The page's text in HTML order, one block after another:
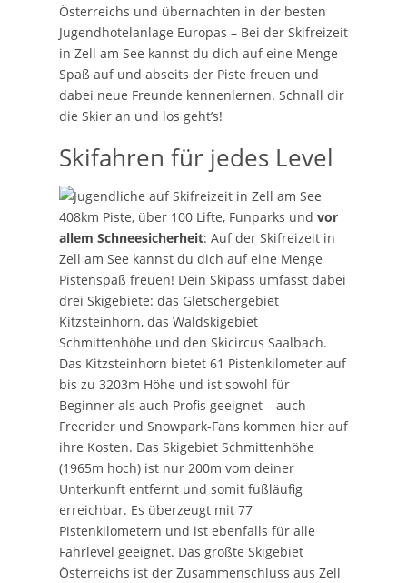
Österreichs und übernachten in der besten
Jugendhotelanlage Europas – Bei der Skifreizeit
in Zell am See kannst du dich auf eine Menge
Spaß auf und abseits der Piste freuen und
dabei neue Freunde kennenlernen. Schnall dir
die Skier an und los geht’s!
Skifahren für jedes Level
408km Piste, über 100 Lifte, Funparks und vor
allem Schneesicherheit: Auf der Skifreizeit in
Zell am See kannst du dich auf eine Menge
Pistenspaß freuen! Dein Skipass umfasst dabei
drei Skigebiete: das Gletschergebiet
Kitzsteinhorn, das Waldskigebiet
Schmittenhöhe und den Skicircus Saalbach.
Das Kitzsteinhorn bietet 61 Pistenkilometer auf
bis zu 3203m Höhe und ist sowohl für
Beginner als auch Profis geeignet – auch
Freerider und Snowpark-Fans kommen hier auf
ihre Kosten. Das Skigebiet Schmittenhöhe
(1965m hoch) ist nur 200m vom deiner
Unterkunft entfernt und somit fußläufig
erreichbar. Es überzeugt mit 77
Pistenkilometern und ist ebenfalls für alle
Fahrlevel geeignet. Das größte Skigebiet
Österreichs ist der Zusammenschluss aus Zell